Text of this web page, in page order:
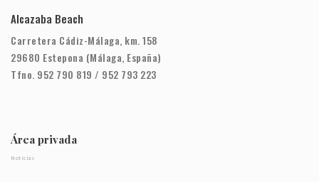
Alcazaba Beach
Carretera Cádiz-Málaga, km. 158
29680 Estepona (Málaga, España)
Tfno. 952 790 819 / 952 793 223
Área privada
Noticias